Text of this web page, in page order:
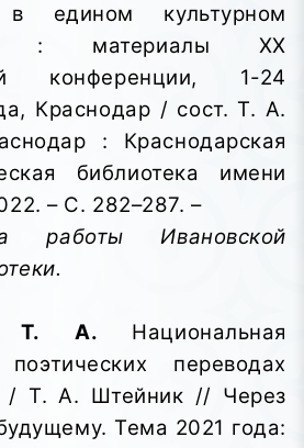
едином культурном
: материалы XX
конференции, 1-24
Краснодар / сост. Т. А.
: Краснодарская
библиотека имени
– С. 282–287. –
работы Ивановской
Т. А. Национальная
переводах
/ Т. А. Штейник // Через
Тема 2021 года: